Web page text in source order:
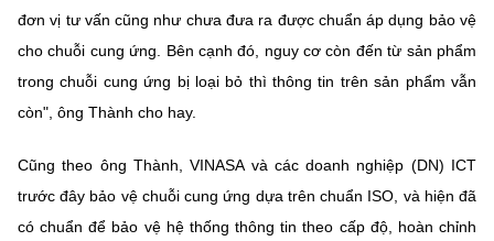
đơn vị tư vấn cũng như chưa đưa ra được chuẩn áp dụng bảo vệ
cho chuỗi cung ứng. Bên cạnh đó, nguy cơ còn đến từ sản phẩm
trong chuỗi cung ứng bị loại bỏ thì thông tin trên sản phẩm vẫn
còn", ông Thành cho hay.
Cũng theo ông Thành, VINASA và các doanh nghiệp (DN) ICT
trước đây bảo vệ chuỗi cung ứng dựa trên chuẩn ISO, và hiện đã
có chuẩn để bảo vệ hệ thống thông tin theo cấp độ, hoàn chỉnh